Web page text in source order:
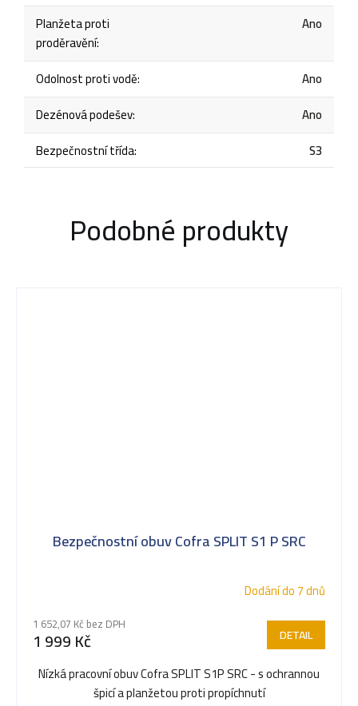
Planžeta proti
proděravění:
Ano
Odolnost proti vodě:
Ano
Dezénová podešev:
Ano
Bezpečnostní třída: S3
Podobné produkty
Bezpečnostní obuv Cofra SPLIT S1 P SRC
Dodání do 7 dnů
1 652,07 Kč bez DPH
1 999 Kč DETAIL
Nízká pracovní obuv Cofra SPLIT S1P SRC - s ochrannou
špicí a planžetou proti propíchnutí